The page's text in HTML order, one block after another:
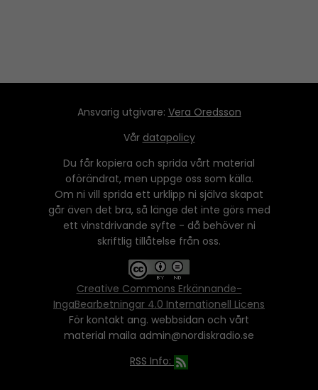
Ansvarig utgivare: Vera Oredsson
Vår datapolicy
Du får kopiera och sprida vårt material
oförändrat, men uppge oss som källa.
Om ni vill sprida ett urklipp ni själva skapat
går även det bra, så länge det inte görs med
ett vinstdrivande syfte - då behöver ni
skriftlig tillåtelse från oss.
Creative Commons Erkännande-
IngaBearbetningar 4.0 Internationell Licens
För kontakt ang. webbsidan och vårt
material maila admin@nordiskradio.se
RSS Info: